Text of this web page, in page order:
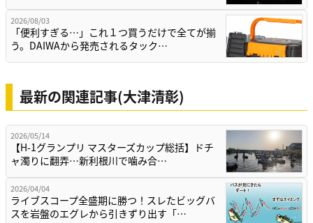
2026/08/03
「便利すぎる…」これ１つ買うだけで全てが揃
う。DAIWAから発売されるタック…
最新の関連記事(大津清彰)
2026/05/14
【H-1グランプリ マスターズカップ総括】ドチ
ャ濁りに翻弄…新利根川で噛み合…
2026/04/04
ライブスコープ全盛期に勝つ！スレたビッグバ
スを岩盤のエグレから引きずり出す「…